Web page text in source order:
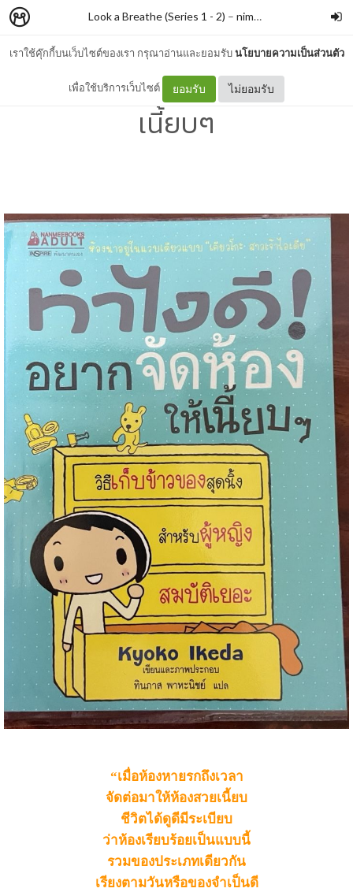
เราใช้คุ๊กกี้บนเว็บไซต์ของเรา กรุณาอ่านและยอมรับนโยบายความเป็นส่วนตัว
เพื่อใช้บริการเว็บไซต์ ยอมรับ ไม่ยอมรับ
Look a Breathe (Series 1 - 2) – nimon
#222 ทำไงดี อยากจัดห้องให้
เนี้ยบๆ
“เมื่อห้องหายรกถึงเวลา
จัดต่อมาให้ห้องสวยเนี้ยบ
ชีวิตได้ดูดีมีระเบียบ
ว่าห้องเรียบร้อยเป็นแบบนี้
รวมของประเภทเดียวกัน
เรียงตามวันหรือของจำเป็นดี